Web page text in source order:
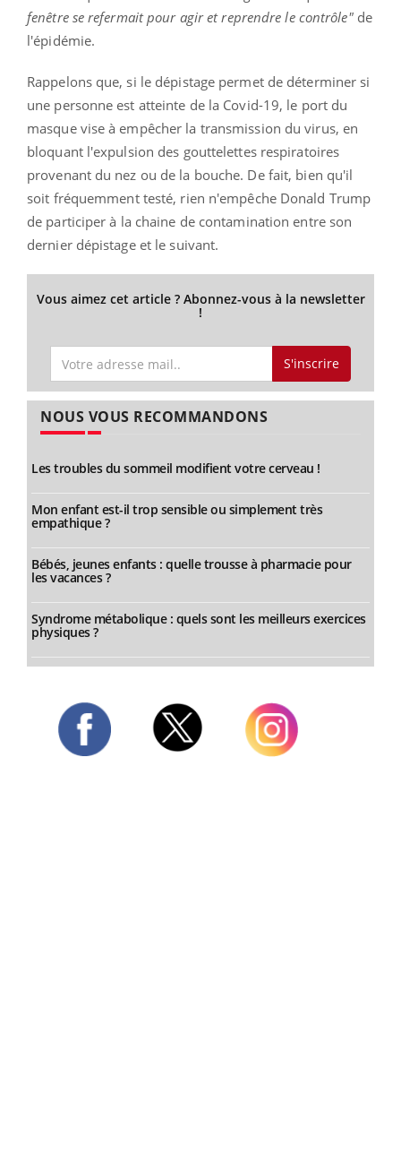
fenêtre se refermait pour agir et reprendre le contrôle"de
l'épidémie.
Rappelons que, si le dépistage permet de déterminer si
une personne est atteinte de la Covid-19, le port du
masque vise à empêcher la transmission du virus, en
bloquant l'expulsion des gouttelettes respiratoires
provenant du nez ou de la bouche. De fait, bien qu'il
soit fréquemment testé, rien n'empêche Donald Trump
de participer à la chaine de contamination entre son
dernier dépistage et le suivant.
Vous aimez cet article ? Abonnez-vous à la newsletter
!
S'inscrire
NOUS VOUS RECOMMANDONS
Les troubles du sommeil modifient votre cerveau !
Mon enfant est-il trop sensible ou simplement très
empathique ?
Bébés, jeunes enfants : quelle trousse à pharmacie pour
les vacances ?
Syndrome métabolique : quels sont les meilleurs exercices
physiques ?